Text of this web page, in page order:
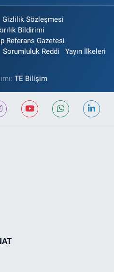
Gizlilik Sözleşmesi
Bildirimi
Referans Gazetesi
Sorumluluk Reddi Yayın İlkeleri
TE Bilişim